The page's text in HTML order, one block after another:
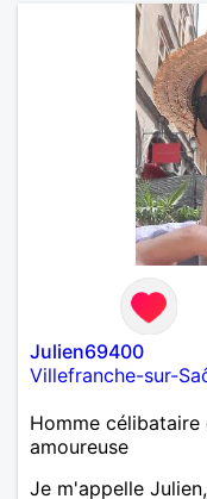
Julien69400
Villefranche-sur-
Homme
amoureuse
Je m'appelle